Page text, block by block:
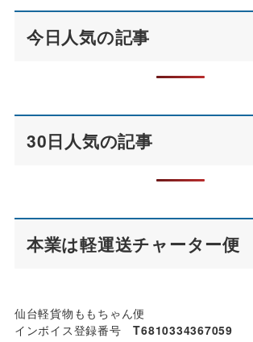
今日人気の記事
30日人気の記事
本業は軽運送チャーター便
仙台軽貨物ももちゃん便
インボイス登録番号T6810334367059